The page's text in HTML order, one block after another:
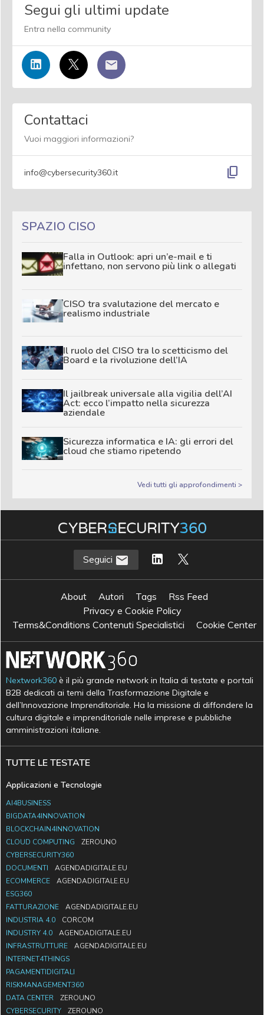
Segui gli ultimi update
Entra nella community
Contattaci
Vuoi maggiori informazioni?
info@cybersecurity360.it content_copy
SPAZIO CISO
Falla in Outlook: apri un’e-mail e ti
infettano, non servono più link o allegati
CISO tra svalutazione del mercato e
realismo industriale
Il ruolo del CISO tra lo scetticismo del
Board e la rivoluzione dell’IA
Il jailbreak universale alla vigilia dell’AI
Act: ecco l’impatto nella sicurezza
aziendale
Sicurezza informatica e IA: gli errori del
cloud che stiamo ripetendo
Vedi tutti gli approfondimenti >
Seguici
About Autori Tags
Rss Feed
Privacy e Cookie Policy
Terms&Conditions Contenuti Specialistici
Cookie Center
Nextwork360 è il più grande network in Italia di testate e portali
B2B dedicati ai temi della Trasformazione Digitale e
dell’Innovazione Imprenditoriale. Ha la missione di diffondere la
cultura digitale e imprenditoriale nelle imprese e pubbliche
amministrazioni italiane.
TUTTE LE TESTATE
Applicazioni e Tecnologie
AI4BUSINESS
BIGDATA4INNOVATION
BLOCKCHAIN4INNOVATION
CLOUD COMPUTING
ZEROUNO
CYBERSECURITY360
DOCUMENTI
AGENDADIGITALE.EU
ECOMMERCE
AGENDADIGITALE.EU
ESG360
FATTURAZIONE
AGENDADIGITALE.EU
INDUSTRIA 4.0
CORCOM
INDUSTRY 4.0
AGENDADIGITALE.EU
INFRASTRUTTURE
AGENDADIGITALE.EU
INTERNET4THINGS
PAGAMENTIDIGITALI
RISKMANAGEMENT360
DATA CENTER
ZEROUNO
CYBERSECURITY
ZEROUNO